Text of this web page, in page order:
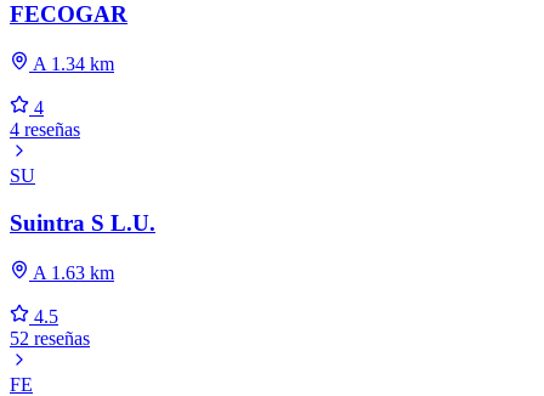
FECOGAR
A 1.34 km
4
4 reseñas
SU
Suintra S L.U.
A 1.63 km
4.5
52 reseñas
FE